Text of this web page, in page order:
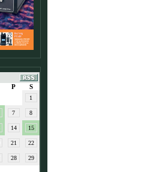
P S
1
7 8
14 15
21 22
28 29